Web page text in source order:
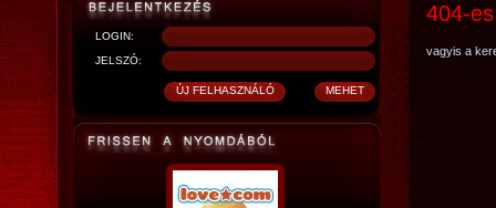
LOGIN:
JELSZÓ:
404-
vagyis a